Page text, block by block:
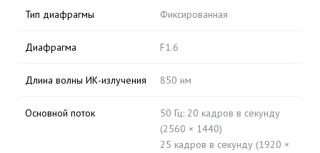
Тип диафрагмы Фиксированная
Диафрагма F1.6
Длина волны ИК-излучения 850 нм
Основной поток
50 Гц: 20 кадров в секунду
(2560 × 1440)
25 кадров в секунду (1920 ×